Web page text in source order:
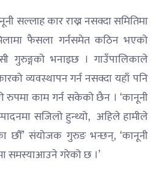
सल्लाह कार राख्न नसक्दा समितिमा
फैसला गर्नसमेत कठिन भएको
गुरुङ्गको भनाइछ । गाउँपालिकाले
व्यवस्थापन गर्न नसक्दा यहाँ पनि
रुपमा काम गर्न सकेको छैन । ‘कानूनी
सजिलो हुन्थ्यो, अहिले हामीले
छौँ’ संयोजक गुरुङ भन्छन्, ‘कानूनी
समस्याआउने गरेको छ ।’